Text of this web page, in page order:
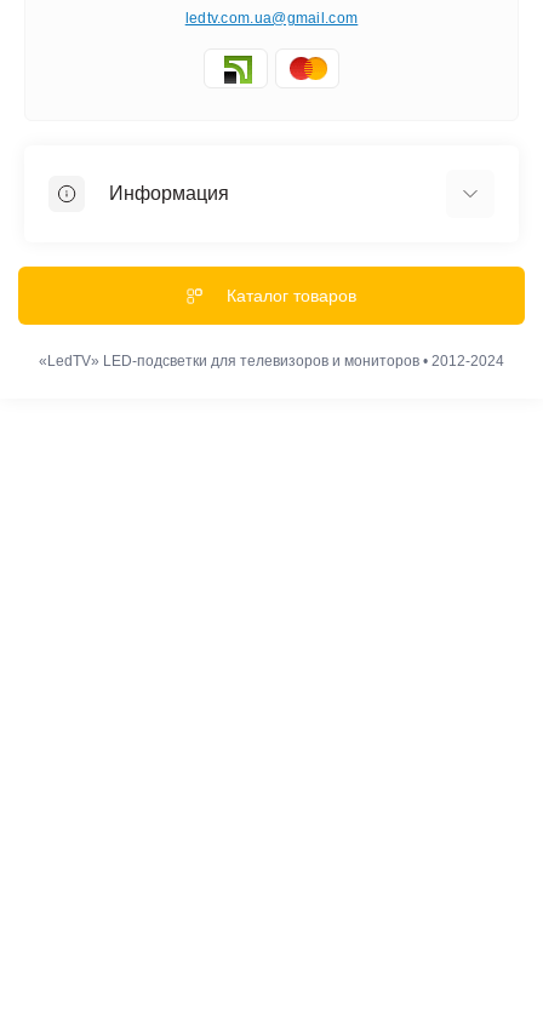
ledtv.com.ua@gmail.com
Информация
Обмен и Возврат
Оплата
Каталог товаров
«LedTV» LED-подсветки для телевизоров и мониторов • 2012-2024